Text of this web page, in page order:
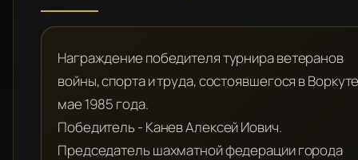
Награждение победителя турнира ветеранов
войны, спорта и труда, состоявшегося в
мае 1985 года.
Победитель - Канев Алексей Иович.
Председатель шахматной федерации города